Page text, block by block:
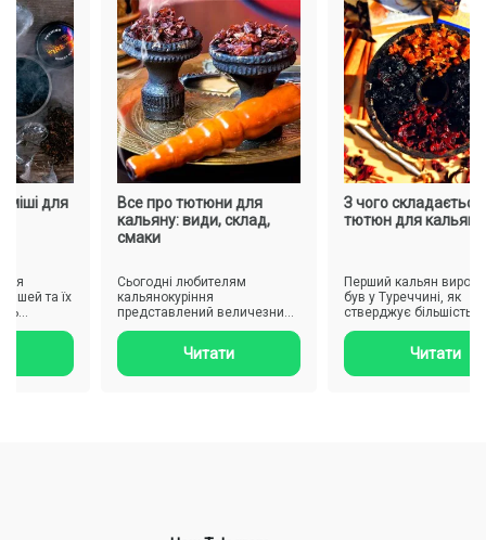
для
та їх
для ..
Все про тютюни для
кальяну: види, склад,
смаки
Сьогодні любителям
кальянокуріння
представлений величезний
вибір різноманітних сумішей
тютюну, проте..
Читати
З чого складається
тютюн для кальяну
Перший кальян
був у Туреччині, як
стверджує більшість
а Індії. І лише в 19-му сто..
Читати